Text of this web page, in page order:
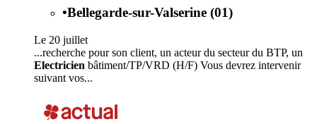
•Bellegarde-sur-Valserine (01)
Le 20 juillet
...recherche pour son client, un acteur du secteur du BTP, un
Electricien bâtiment/TP/VRD (H/F) Vous devrez intervenir
suivant vos...